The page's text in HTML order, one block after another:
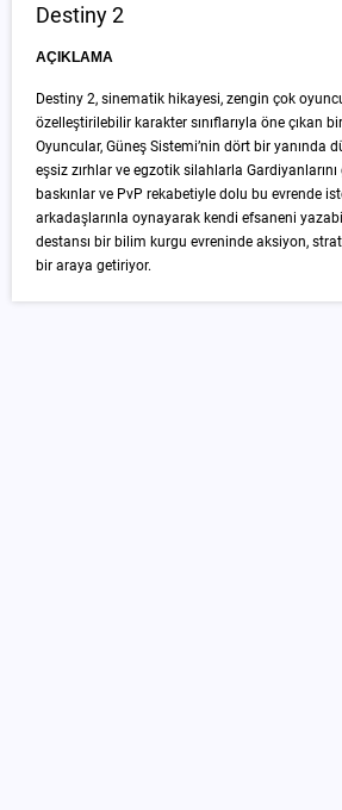
Destiny 2
AÇIKLAMA
Destiny 2, sinematik hikayesi, zengin çok
özelleştirilebilir karakter sınıflarıyla öne çıkan
Oyuncular, Güneş Sistemi’nin dört bir yanında
eşsiz zırhlar ve egzotik silahlarla
baskınlar ve PvP rekabetiyle dolu bu evrende
arkadaşlarınla oynayarak kendi efsaneni
destansı bir bilim kurgu evreninde aksiyon,
bir araya getiriyor.